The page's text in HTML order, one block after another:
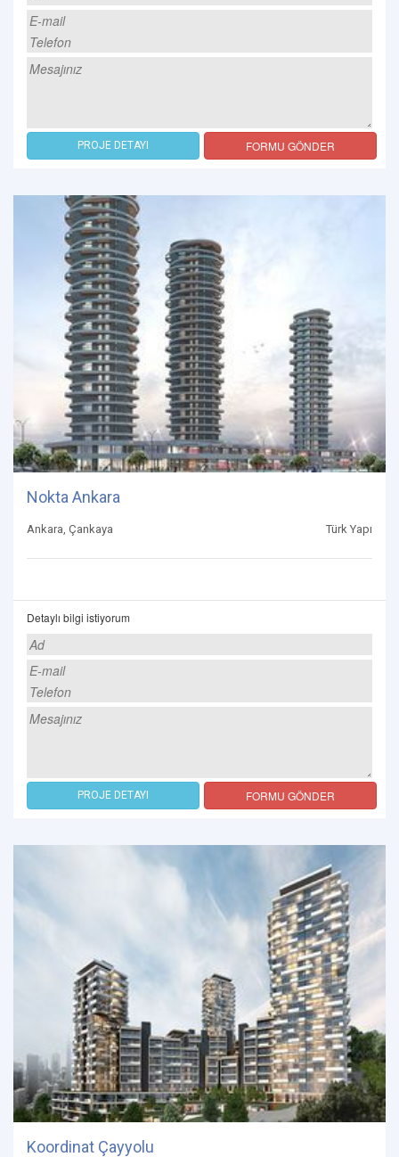
PROJE DETAYI FORMU GÖNDER
Nokta Ankara
Ankara, Çankaya Türk Yapı
Detaylı bilgi istiyorum
PROJE DETAYI FORMU GÖNDER
Koordinat Çayyolu